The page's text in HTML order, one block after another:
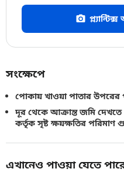
সংক্ষেপে
পোকায় খাওয়া পাতার উপরের
দূর থেকে আক্রান্ত জমি
কর্তৃক সৃষ্ট ক্ষয়ক্ষতির পরিমাণ
এখানেও পাওয়া যেতে